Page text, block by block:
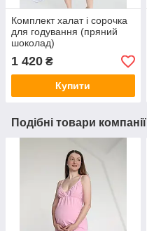
Комплект халат і сорочка
для годування (пряний
шоколад)
1 420 ₴
Купити
Подібні товари компанії